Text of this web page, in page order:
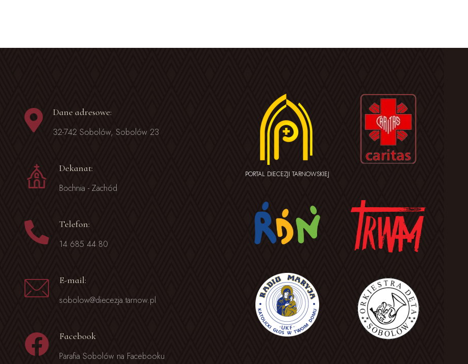
Dane adresowe:
32-742 Sobolów, Sobolów 23
Dekanat:
Bochnia - Zachód
Telefon:
14 685 44 80
E-mail:
sobolow@diecezja.tarnow.pl
Facebook
Parafia Sobolów na Facebooku
PORTAL DIECEZJI TARNOWSKIEJ